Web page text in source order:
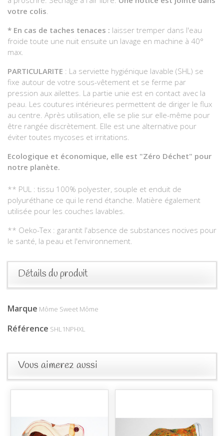
votre colis
* En cas de taches tenaces : laisser tremper dans l'eau
froide toute une nuit ensuite un lavage en machine à 40°
max.
PARTICULARITE : La serviette hygiénique lavable (SHL) se
fixe autour de votre sous-vêtement et se ferme par
pression aux ailettes. La partie unie est en contact avec la
peau. Les coutures intérieures permettent de diriger le flux
au centre. Après utilisation, elle se plie sur elle-même pour
être rangée discrètement. Elle est une alternative pour
éviter toutes mycoses et irritations.
Ecologique et économique, elle est "Zéro Déchet" pour
notre planète.
** PUL : tissu 100% polyester, souple et enduit de
polyuréthane ce qui le rend étanche. Matière également
utilisée pour les couches lavables.
** Oeko-Tex : garantit l'absence de substances nocives pour
le santé, la peau et l'environnement.
Détails du produit
Marque Môme Sweet Môme
Référence SHL1NPHXL
Vous aimerez aussi